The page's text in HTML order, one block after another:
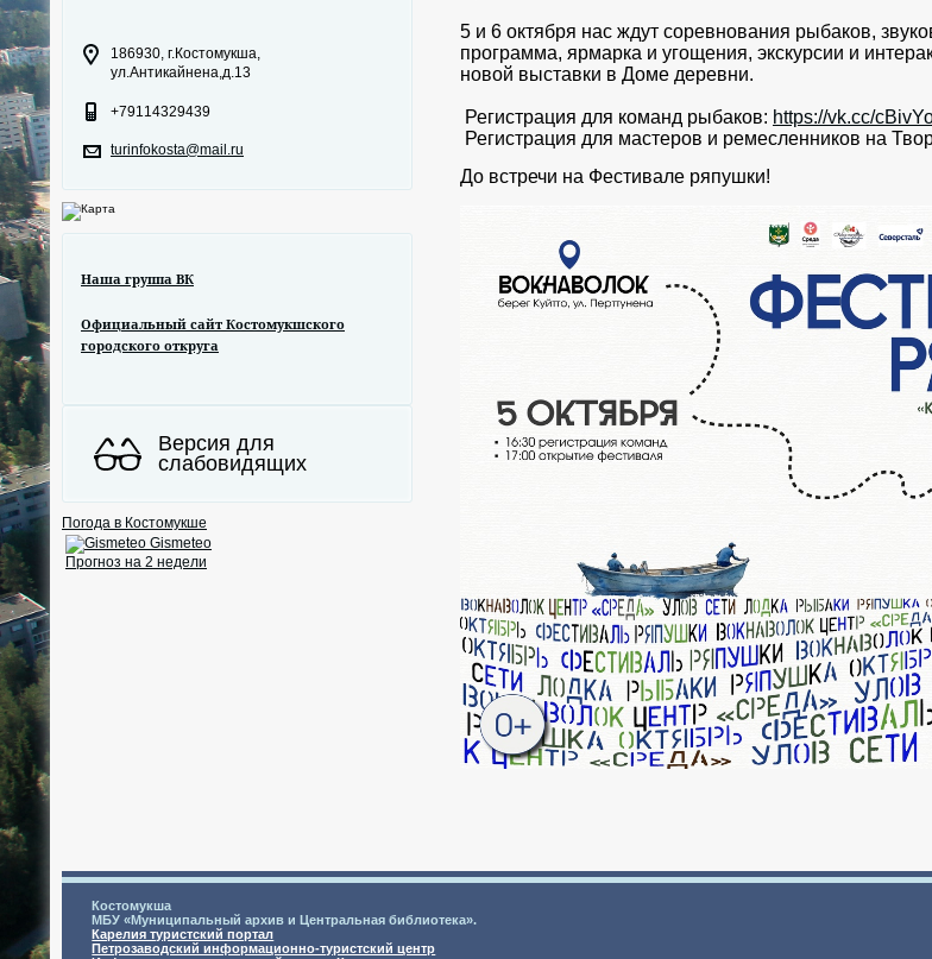
186930, г.Костомукша,
ул.Антикайнена,д.13
+79114329439
turinfokosta@mail.ru
Наша группа ВК
Официальный сайт Костомукшского
городского откруга
Версия для
слабовидящих
Погода в Костомукше
Gismeteo
Прогноз на 2 недели
5 и 6 октября нас ждут соревнования рыбаков,
программа, ярмарка и угощения, экскурсии и
новой выставки в Доме деревни.
Регистрация для команд рыбаков: https://vk.cc/
Регистрация для мастеров и ремесленников на
До встречи на Фестивале ряпушки!
Костомукша
МБУ «Муниципальный архив и Центральная библиотека».
Карелия туристский портал
Петрозаводский информационно-туристский центр